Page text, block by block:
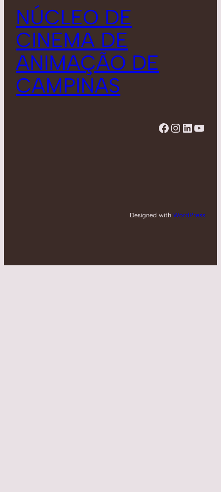
NÚCLEO DE
CINEMA DE
ANIMAÇÃO DE
CAMPINAS
Facebook Instagram LinkedIn YouTube
Designed with WordPress